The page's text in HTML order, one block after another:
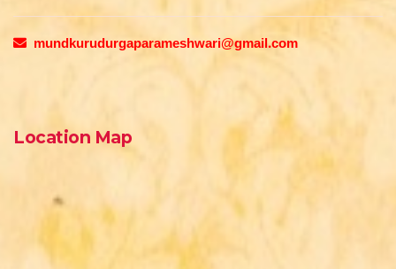
mundkurudurgaparameshwari@gmail.com
Location Map